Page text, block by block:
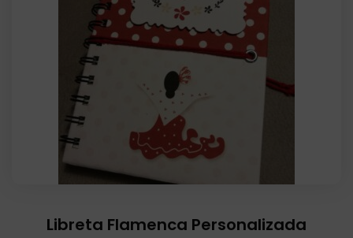
10,00€.
8,00€.
Libreta Flamenca Personalizada